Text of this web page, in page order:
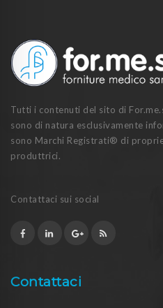
Tutti i contenuti del sito di
sono di natura esclusivamente
sono Marchi Registrati® di
produttrici.
Contattaci sui social
Contattaci